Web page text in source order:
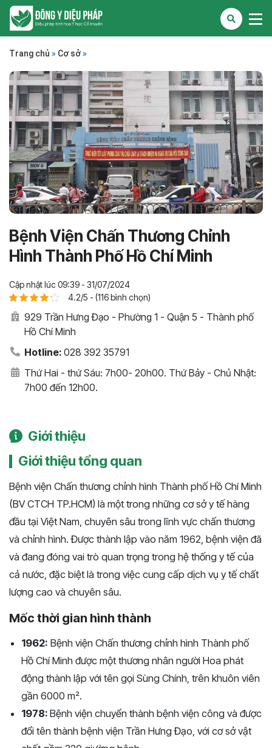
Trang chủ » Cơ sở »
Bệnh Viện Chấn Thương Chỉnh
Hình Thành Phố Hồ Chí Minh
Cập nhật lúc 09:39 - 31/07/2024
4.2/5 - (116 bình chọn)
929 Trần Hưng Đạo - Phường 1 - Quận 5 - Thành phố
Hồ Chí Minh
Hotline: 028 392 35791
Thứ Hai - thứ Sáu: 7h00- 20h00. Thứ Bảy - Chủ Nhật:
7h00 đến 12h00.
Giới thiệu
Giới thiệu tổng quan
Bệnh viện Chấn thương chỉnh hình Thành phố Hồ Chí Minh
(BV CTCH TP.HCM) là một trong những cơ sở y tế hàng
đầu tại Việt Nam, chuyên sâu trong lĩnh vực chấn thương
và chỉnh hình. Được thành lập vào năm 1962, bệnh viện đã
và đang đóng vai trò quan trọng trong hệ thống y tế của
cả nước, đặc biệt là trong việc cung cấp dịch vụ y tế chất
lượng cao và chuyên sâu.
Mốc thời gian hình thành
1962: Bệnh viện Chấn thương chỉnh hình Thành phố
Hồ Chí Minh được một thương nhân người Hoa phát
động thành lập với tên gọi Sùng Chính, trên khuôn viên
gần 6000 m².
1978: Bệnh viện chuyển thành bệnh viện công và được
đổi tên thành bệnh viện Trần Hưng Đạo, với cơ sở vật